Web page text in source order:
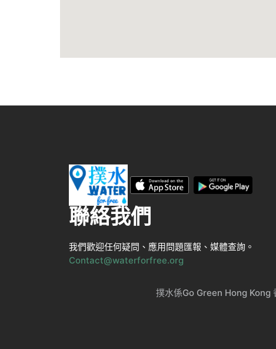
聯絡我們
我們歡迎任何疑問、應用問題匯報、媒體查詢。
Contact@waterforfree.org
撲水係Go Green Hong Kong